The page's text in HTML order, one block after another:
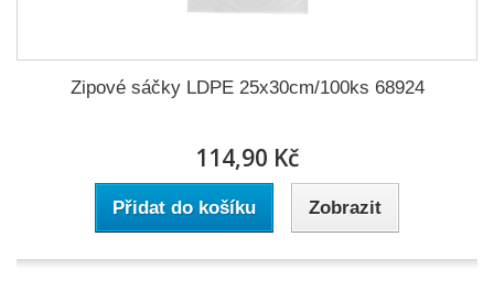
Zipové sáčky LDPE 25x30cm/100ks 68924
114,90 Kč
Přidat do košíku Zobrazit